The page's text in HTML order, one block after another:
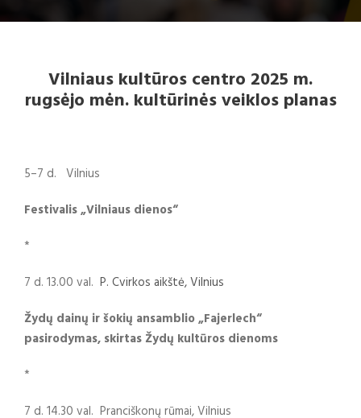
Vilniaus kultūros centro 2025 m.
rugsėjo mėn. kultūrinės veiklos planas
5–7 d. Vilnius
Festivalis „Vilniaus dienos“
*
7 d. 13.00 val. P. Cvirkos aikštė, Vilnius
Žydų dainų ir šokių ansamblio „Fajerlech“
pasirodymas, skirtas Žydų kultūros dienoms
*
7 d. 14.30 val. Pranciškonų rūmai, Vilnius